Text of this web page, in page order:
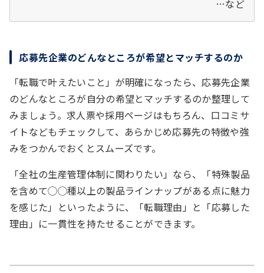
…など
応募先企業のどんなところが希望とマッチするのか
「転職で叶えたいこと」が明確になったら、応募先企業
のどんなところが自分の希望とマッチするのか整理して
みましょう。求人票や採用ページはもちろん、口コミサ
イトなどもチェックして、あらかじめ応募先の特徴や強
みをつかんでおくとスムーズです。
「全社の生産管理体制に関わりたい」なら、「特殊製品
を含めて◯◯種以上の製品ラインナップがある点に魅力
を感じた」といったように、「転職理由」と「応募した
理由」に一貫性を持たせることができます。